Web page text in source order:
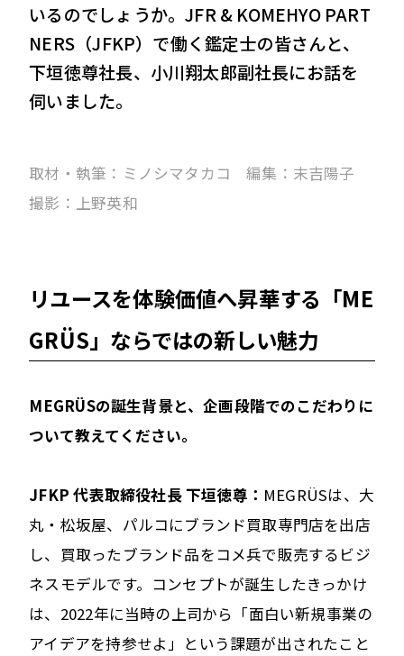
採用情報
お問い合わせ
いるのでしょうか。JFR & KOMEHYO PART
NERS（JFKP）で働く鑑定士の皆さんと、
下垣徳尊社長、小川翔太郎副社長にお話を
伺いました。
取材・執筆：ミノシマタカコ 編集：末吉陽子
撮影：上野英和
リユースを体験価値へ昇華する「ME
GRÜS」ならではの新しい魅力
――MEGRÜSの誕生背景と、企画段階でのこだわりに
ついて教えてください。
JFKP 代表取締役社長 下垣徳尊： MEGRÜSは、大
丸・松坂屋、パルコにブランド買取専門店を出店
し、買取ったブランド品をコメ兵で販売するビジ
ネスモデルです。コンセプトが誕生したきっかけ
は、2022年に当時の上司から「面白い新規事業の
アイデアを持参せよ」という課題が出されたこと